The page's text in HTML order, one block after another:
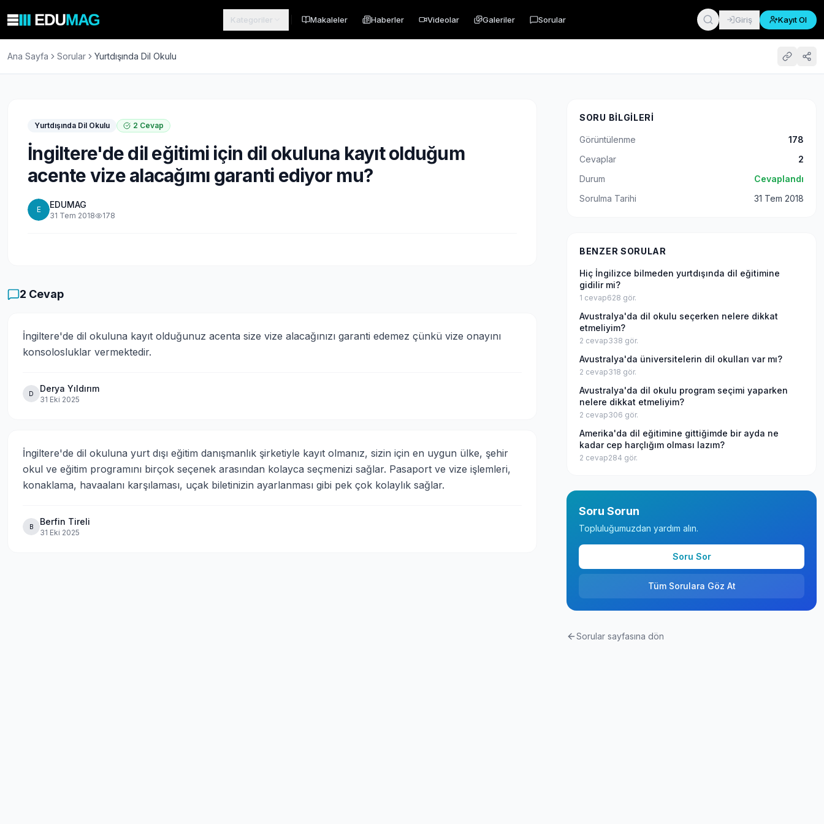
Kategoriler Makaleler Haberler Videolar Galeriler Sorular Giriş Kayıt Ol
Ana Sayfa Sorular Yurtdışında Dil Okulu
Yurtdışında Dil Okulu 2 Cevap
İngiltere'de dil eğitimi için dil okuluna kayıt olduğum
acente vize alacağımı garanti ediyor mu?
E EDUMAG
31 Tem 2018 178
2 Cevap
İngiltere'de dil okuluna kayıt olduğunuz acenta size vize alacağınızı garanti edemez çünkü vize onayını
konsolosluklar vermektedir.
D Derya Yıldırım
31 Eki 2025
İngiltere'de dil okuluna yurt dışı eğitim danışmanlık şirketiyle kayıt olmanız, sizin için en uygun ülke, şehir
okul ve eğitim programını birçok seçenek arasından kolayca seçmenizi sağlar. Pasaport ve vize işlemleri,
konaklama, havaalanı karşılaması, uçak biletinizin ayarlanması gibi pek çok kolaylık sağlar.
B Berfin Tireli
31 Eki 2025
SORU BILGILERI
Görüntülenme
178
Cevaplar
2
Durum
Cevaplandı
Sorulma Tarihi
31 Tem 2018
BENZER SORULAR
Hiç İngilizce bilmeden yurtdışında dil eğitimine
gidilir mi?
1 cevap628 gör.
Avustralya'da dil okulu seçerken nelere dikkat
etmeliyim?
2 cevap338 gör.
Avustralya'da üniversitelerin dil okulları var mı?
2 cevap318 gör.
Avustralya'da dil okulu program seçimi yaparken
nelere dikkat etmeliyim?
2 cevap306 gör.
Amerika'da dil eğitimine gittiğimde bir ayda ne
kadar cep harçlığım olması lazım?
2 cevap284 gör.
Soru Sorun
Topluluğumuzdan yardım alın.
Soru Sor
Tüm Sorulara Göz At
Sorular sayfasına dön